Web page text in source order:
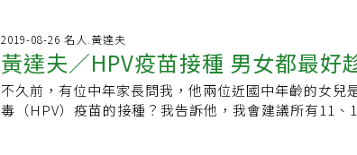
性。蔡麗娟表示，受限於經費預算，我國公費接種對象
未來小男生也能列入公費接種範圍。再者，家長對於人
認知，為了讓孩子未來免於「六癌一病」威脅，建議可
調，台灣想要國際化，進入國際社會，只喊政治口號，
知不覺中吃了二十五年的致癌物。沈政男說明，開發出
家公司？就是如今生產萊克多巴胺的埃藍科（Elanco）
癌評估？零。他直言「你吃了二十年萊克多巴胺都沒事
因此致癌！」
苗之外，抹片是防治子宮頸癌的另一個關鍵。蔡麗娟指
動抹片篩檢，30歲以上女性一年一次，但迄今仍有四成
面臨瓶頸。由於國內初次性行為的年齡越來越低，蔡麗
該下修至25歲，另將抹片列入孕前檢查、成人健診，就
場所門把、泳池、公共浴池、運動中心等場所，均潛藏
現，約一至兩成的成年人口水中被驗出HIV，許多寶寶
疾病，柔嫩的皮膚因此破皮；如接觸照顧者帶有病毒的
北醫學大學婦產部婦科主任陳菁徽表示，歐美國家早已
種，門診HPV陽性患者在得知篩檢報告時反應幾乎一致
2019-08-26 名人.黃達夫
黃達夫／HPV疫苗接種 男女都最好
不久前，有位中年家長問我，他兩位近國中年齡的女兒
毒（HPV）疫苗的接種？我告訴他，我會建議所有11、